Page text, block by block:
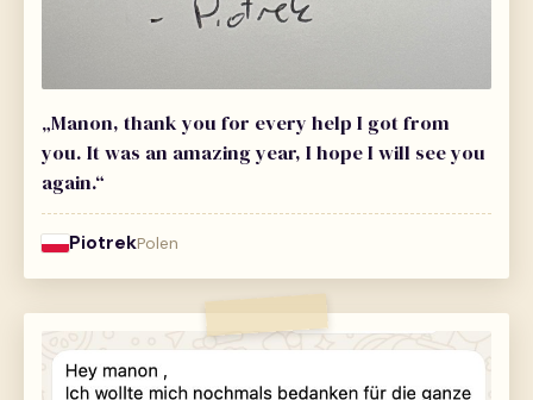
„Manon, thank you for every help I got from
you. It was an amazing year, I hope I will see you
again.“
PiotrekPolen